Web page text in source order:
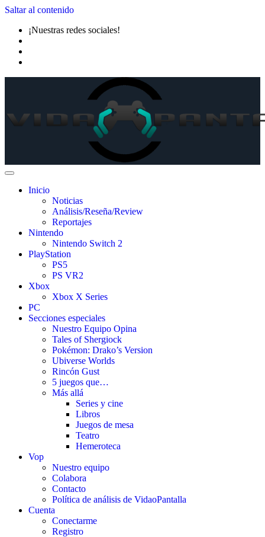
Saltar al contenido
¡Nuestras redes sociales!
Inicio
Noticias
Análisis/Reseña/Review
Reportajes
Nintendo
Nintendo Switch 2
PlayStation
PS5
PS VR2
Xbox
Xbox X Series
PC
Secciones especiales
Nuestro Equipo Opina
Tales of Shergiock
Pokémon: Drako’s Version
Ubiverse Worlds
Rincón Gust
5 juegos que…
Más allá
Series y cine
Libros
Juegos de mesa
Teatro
Hemeroteca
Vop
Nuestro equipo
Colabora
Contacto
Política de análisis de VidaoPantalla
Cuenta
Conectarme
Registro